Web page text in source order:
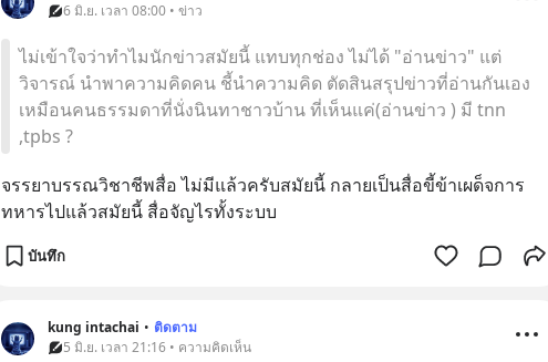
6 มิ.ย. เวลา 08:00 • ข่าว
ไม่เข้าใจว่าทำไมนักข่าวสมัยนี้ แทบทุกช่อง ไม่ได้ "อ่านข่าว" แต่
วิจารณ์ นำพาความคิดคน ชี้นำความคิด ตัดสินสรุปข่าวที่อ่านกันเอง
เหมือนคนธรรมดาที่นั่งนินทาชาวบ้าน ที่เห็นแค่(อ่านข่าว ) มี tnn
,tpbs ?
จรรยาบรรณวิชาชีพสื่อ ไม่มีแล้วครับสมัยนี้ กลายเป็นสื่อขี้ข้าเผด็จการ
ทหารไปแล้วสมัยนี้ สื่อจัญไรทั้งระบบ
บันทึก
kung intachai • ติดตาม
5 มิ.ย. เวลา 21:16 • ความคิดเห็น